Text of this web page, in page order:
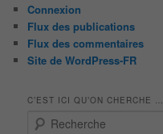
Connexion
Flux des publications
Flux des commentaires
Site de WordPress-FR
C’EST ICI QU’ON CHERCHE …